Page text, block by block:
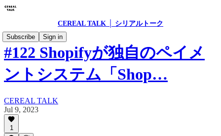
CEREAL TALK │ シリアルトーク
Subscribe
Sign in
#122 Shopifyが独自のペイメ
ントシステム「Shop…
CEREAL TALK
Jul 9, 2023
1